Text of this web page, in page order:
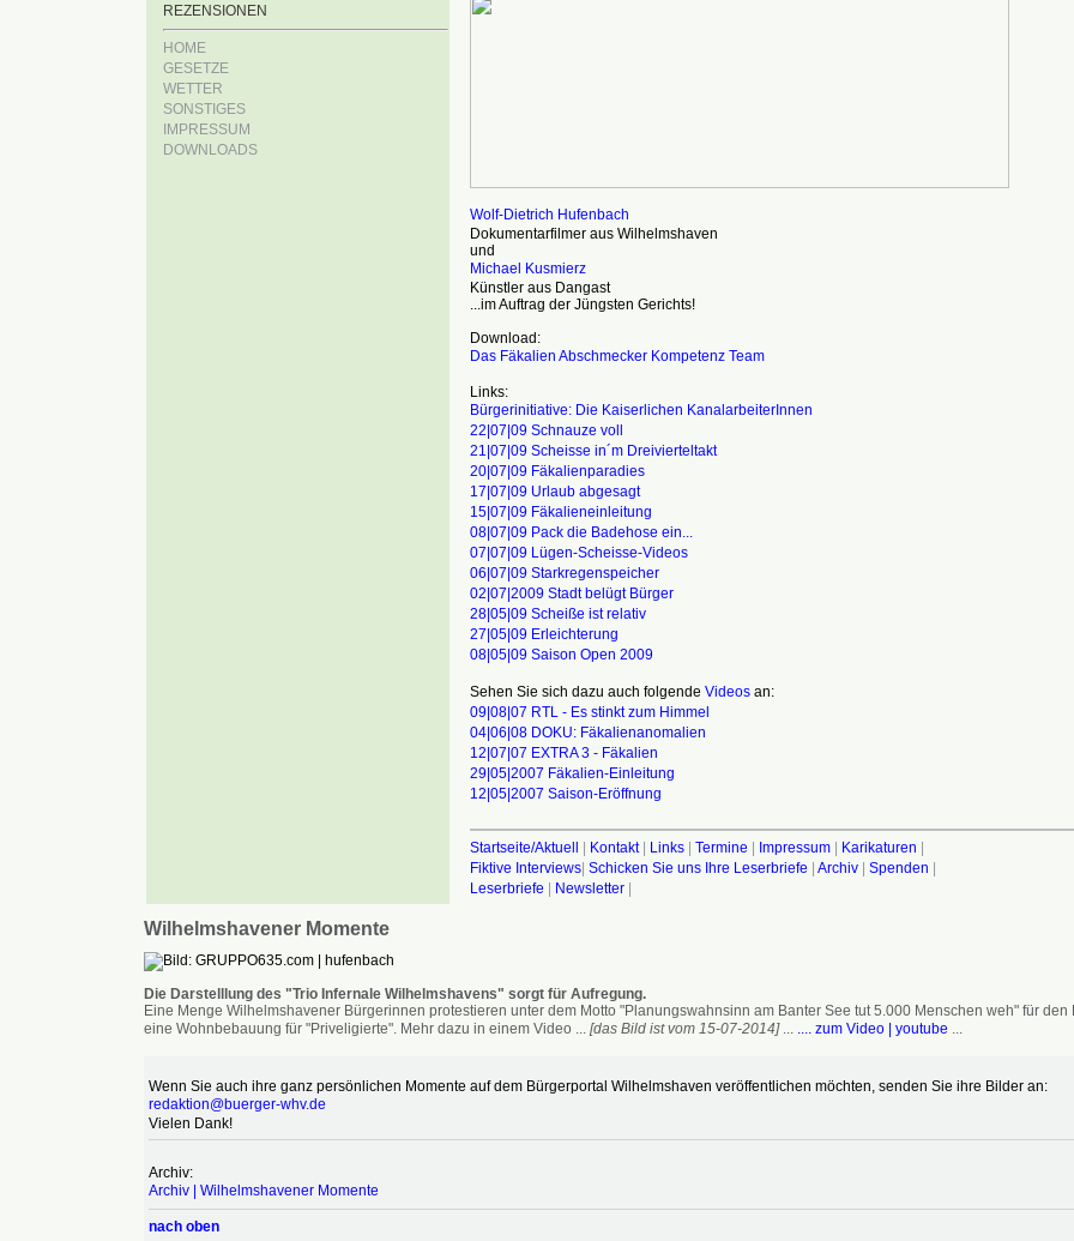
REZENSIONEN
HOME
GESETZE
WETTER
SONSTIGES
IMPRESSUM
DOWNLOADS
Wolf-Dietrich Hufenbach
Dokumentarfilmer aus Wilhelmshaven
und
Michael Kusmierz
Künstler aus Dangast
...im Auftrag der Jüngsten Gerichts!
Download:
Das Fäkalien Abschmecker Kompetenz Team
Links:
Bürgerinitiative: Die Kaiserlichen KanalarbeiterInnen
22|07|09 Schnauze voll
21|07|09 Scheisse in´m Dreivierteltakt
20|07|09 Fäkalienparadies
17|07|09 Urlaub abgesagt
15|07|09 Fäkalieneinleitung
08|07|09 Pack die Badehose ein...
07|07|09 Lügen-Scheisse-Videos
06|07|09 Starkregenspeicher
02|07|2009 Stadt belügt Bürger
28|05|09 Scheiße ist relativ
27|05|09 Erleichterung
08|05|09 Saison Open 2009
Sehen Sie sich dazu auch folgende Videosan:
09|08|07 RTL - Es stinkt zum Himmel
04|06|08 DOKU: Fäkalienanomalien
12|07|07 EXTRA 3 - Fäkalien
29|05|2007 Fäkalien-Einleitung
12|05|2007 Saison-Eröffnung
Startseite/Aktuell | Kontakt| Links| Termine | Impressum| Karikaturen |
Fiktive Interviews| Schicken Sie uns Ihre Leserbriefe | Archiv| Spenden |
Leserbriefe | Newsletter|
Wilhelmshavener Momente
Die Darstelllung des "Trio Infernale Wilhelmshavens" sorgt für Aufregung.
Eine Menge Wilhelmshavener Bürgerinnen protestieren unter dem Motto "Planungswahnsinn am Banter See tut 5.000 Menschen weh" für
eine Wohnbebauung für "Priveligierte". Mehr dazu in einem Video ... [das Bild ist vom 15-07-2014]... .... zum Video | youtube ...
Wenn Sie auch ihre ganz persönlichen Momente auf dem Bürgerportal Wilhelmshaven veröffentlichen möchten, senden Sie ihre Bilder an:
redaktion@buerger-whv.de
Vielen Dank!
Archiv:
Archiv | Wilhelmshavener Momente
nach oben